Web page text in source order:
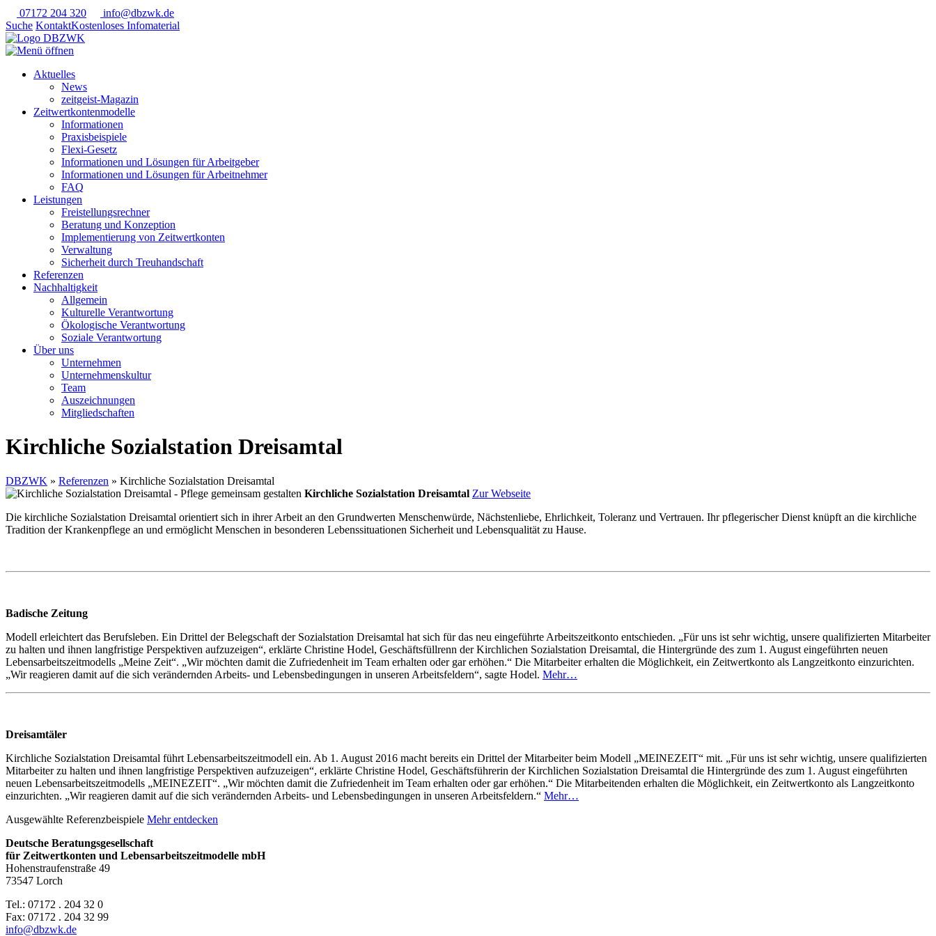
07172 204 320
info@dbzwk.de
Suche KontaktKostenloses Infomaterial
Aktuelles
News
zeitgeist-Magazin
Zeitwertkontenmodelle
Informationen
Praxisbeispiele
Flexi-Gesetz
Informationen und Lösungen für Arbeitgeber
Informationen und Lösungen für Arbeitnehmer
FAQ
Leistungen
Freistellungsrechner
Beratung und Konzeption
Implementierung von Zeitwertkonten
Verwaltung
Sicherheit durch Treuhandschaft
Referenzen
Nachhaltigkeit
Allgemein
Kulturelle Verantwortung
Ökologische Verantwortung
Soziale Verantwortung
Über uns
Unternehmen
Unternehmenskultur
Team
Auszeichnungen
Mitgliedschaften
Kirchliche Sozialstation Dreisamtal
DBZWK » Referenzen » Kirchliche Sozialstation Dreisamtal
Kirchliche Sozialstation Dreisamtal Zur Webseite
Die kirchliche Sozialstation Dreisamtal orientiert sich in ihrer Arbeit an den Grundwerten Menschenwürde, Nächstenliebe, Ehrlichkeit, Toleranz und Vertrauen. Ihr pflegerischer Dienst knüpft an die kirchliche
Tradition der Krankenpflege an und ermöglicht Menschen in besonderen Lebenssituationen Sicherheit und Lebensqualität zu Hause.
Badische Zeitung
Modell erleichtert das Berufsleben. Ein Drittel der Belegschaft der Sozialstation Dreisamtal hat sich für das neu eingeführte Arbeitszeitkonto entschieden. „Für uns ist sehr wichtig, unsere qualifizierten Mitarbeiter
zu halten und ihnen langfristige Perspektiven aufzuzeigen“, erklärte Christine Hodel, Geschäftsfüllrenn der Kirchlichen Sozialstation Dreisamtal, die Hintergründe des zum 1. August eingeführten neuen
Lebensarbeitszeitmodells „Meine Zeit“. „Wir möchten damit die Zufriedenheit im Team erhalten oder gar erhöhen.“ Die Mitarbeiter erhalten die Möglichkeit, ein Zeitwertkonto als Langzeitkonto einzurichten.
„Wir reagieren damit auf die sich verändernden Arbeits- und Lebensbedingungen in unseren Arbeitsfeldern“, sagte Hodel. Mehr…
Dreisamtäler
Kirchliche Sozialstation Dreisamtal führt Lebensarbeitszeitmodell ein. Ab 1. August 2016 macht bereits ein Drittel der Mitarbeiter beim Modell „MEINEZEIT“ mit. „Für uns ist sehr wichtig, unsere qualifizierten
Mitarbeiter zu halten und ihnen langfristige Perspektiven aufzuzeigen“, erklärte Christine Hodel, Geschäftsführerin der Kirchlichen Sozialstation Dreisamtal die Hintergründe des zum 1. August eingeführten
neuen Lebensarbeitszeitmodells „MEINEZEIT“. „Wir möchten damit die Zufriedenheit im Team erhalten oder gar erhöhen.“ Die Mitarbeitenden erhalten die Möglichkeit, ein Zeitwertkonto als Langzeitkonto
einzurichten. „Wir reagieren damit auf die sich verändernden Arbeits- und Lebensbedingungen in unseren Arbeitsfeldern.“ Mehr…
Ausgewählte Referenzbeispiele Mehr entdecken
Deutsche Beratungsgesellschaft
für Zeitwertkonten und Lebensarbeitszeitmodelle mbH
Hohenstraufenstraße 49
73547 Lorch
Tel.: 07172 . 204 32 0
Fax: 07172 . 204 32 99
info@dbzwk.de